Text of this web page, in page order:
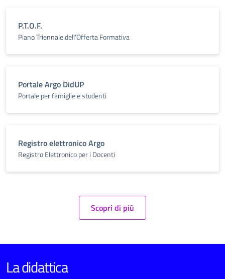
P.T.O.F.
Piano Triennale dell'Offerta Formativa
Portale Argo DidUP
Portale per famiglie e studenti
Registro elettronico Argo
Registro Elettronico per i Docenti
Scopri di più
La didattica